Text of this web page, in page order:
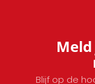
Blijf op de